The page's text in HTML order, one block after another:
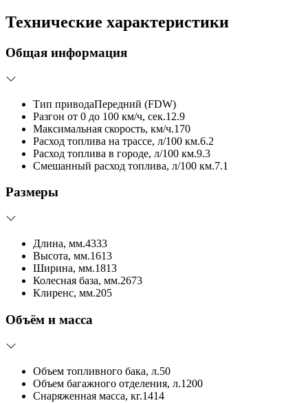
Технические характеристики
Общая информация
Тип приводаПередний (FDW)
Разгон от 0 до 100 км/ч, сек.12.9
Максимальная скорость, км/ч.170
Расход топлива на трассе, л/100 км.6.2
Расход топлива в городе, л/100 км.9.3
Смешанный расход топлива, л/100 км.7.1
Размеры
Длина, мм.4333
Высота, мм.1613
Ширина, мм.1813
Колесная база, мм.2673
Клиренс, мм.205
Объём и масса
Объем топливного бака, л.50
Объем багажного отделения, л.1200
Снаряженная масса, кг.1414